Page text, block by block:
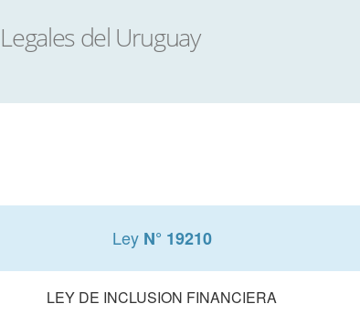
Ley N° 19210
LEY DE INCLUSION FINANCIERA